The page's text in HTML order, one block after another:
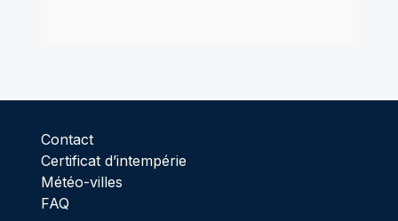
Contact
Certificat d’intempérie
Météo-villes
FAQ